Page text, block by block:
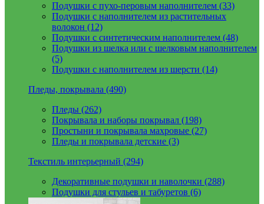
Подушки с пухо-перовым наполнителем (33)
Подушки с наполнителем из растительных
волокон (12)
Подушки с синтетическим наполнителем (48)
Подушки из шелка или с шелковым наполнителем
(5)
Подушки с наполнителем из шерсти (14)
Пледы, покрывала (490)
Пледы (262)
Покрывала и наборы покрывал (198)
Простыни и покрывала махровые (27)
Пледы и покрывала детские (3)
Текстиль интерьерный (294)
Декоративные подушки и наволочки (288)
Подушки для стульев и табуретов (6)